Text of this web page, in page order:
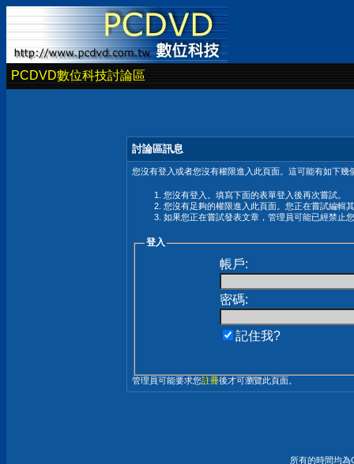
PCDVD數位科技討論區
討論區訊息
您沒有登入或者您沒有權限進入此頁面。這可能有如下幾
您沒有登入。填寫下面的表單登入後再次嘗試。
您沒有足夠的權限進入此頁面。您正在嘗試編輯
如果您正在嘗試發表文章，管理員可能已經禁止
登入
帳戶:
密碼:
記住我?
管理員可能要求您註冊後才可瀏覽此頁面。
所有的時間均為